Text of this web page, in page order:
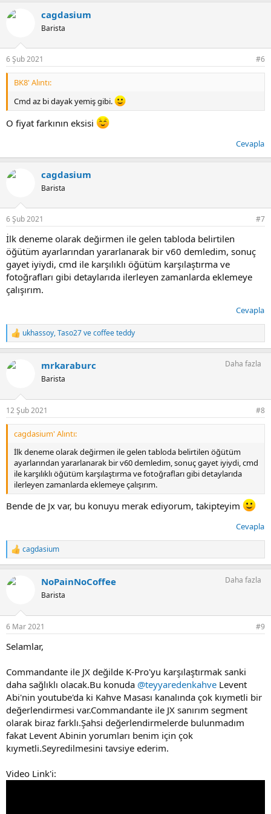
k
cagdasium
Barista
6 Şub 2021 #6
BK8' Alıntı:
Cmd az bi dayak yemiş gibi.
O fiyat farkının eksisi
Cevapla
cagdasium
Barista
6 Şub 2021 #7
İlk deneme olarak değirmen ile gelen tabloda belirtilen
öğütüm ayarlarından yararlanarak bir v60 demledim, sonuç
gayet iyiydi, cmd ile karşılıklı öğütüm karşılaştırma ve
fotoğrafları gibi detaylarıda ilerleyen zamanlarda eklemeye
çalışırım.
Cevapla
T
e
k
:
ukhassoy,Taso27vecoffee teddy
mrkaraburc
Barista
Daha fazla
12 Şub 2021 #8
cagdasium' Alıntı:
İlk deneme olarak değirmen ile gelen tabloda belirtilen öğütüm
ayarlarından yararlanarak bir v60 demledim, sonuç gayet iyiydi, cmd
ile karşılıklı öğütüm karşılaştırma ve fotoğrafları gibi detaylarıda
ilerleyen zamanlarda eklemeye çalışırım.
Bende de Jx var, bu konuyu merak ediyorum, takipteyim
Cevapla
T
e
k
cagdasium
NoPainNoCoffee
Barista
Daha fazla
6 Mar 2021 #9
Selamlar,
Commandante ile JX değilde K-Pro'yu karşılaştırmak sanki
daha sağlıklı olacak.Bu konuda @teyyaredenkahve Levent
Abi'nin youtube'da ki Kahve Masası kanalında çok kıymetli bir
değerlendirmesi var.Commandante ile JX sanırım segment
olarak biraz farklı.Şahsi değerlendirmelerde bulunmadım
fakat Levent Abinin yorumları benim için çok
kıymetli.Seyredilmesini tavsiye ederim.
Video Link'i: